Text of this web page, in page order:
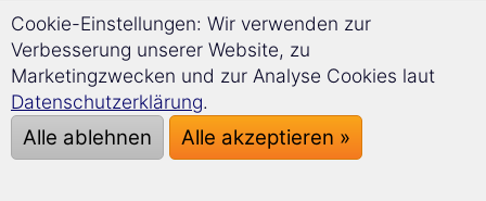
schneller
und mit besserer
Konzentration voranzukommen.
Ungarisch lernen war
einfach wie jetzt:
Alle Übungen werden Ihnen durch
Cookie-Einstellungen: Wir verwenden zur
Verbesserung unserer Website, zu
Marketingzwecken und zur Analyse Cookies laut
Datenschutzerklärung.
Alle ablehnen Alle akzeptieren »